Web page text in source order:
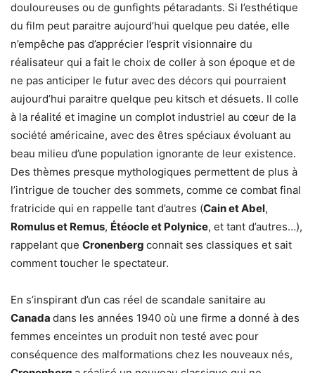
douloureuses ou de gunfights pétaradants. Si l’esthétique
du film peut paraitre aujourd’hui quelque peu datée, elle
n’empêche pas d’apprécier l’esprit visionnaire du
réalisateur qui a fait le choix de coller à son époque et de
ne pas anticiper le futur avec des décors qui pourraient
aujourd’hui paraitre quelque peu kitsch et désuets. Il colle
à la réalité et imagine un complot industriel au cœur de la
société américaine, avec des êtres spéciaux évoluant au
beau milieu d’une population ignorante de leur existence.
Des thèmes presque mythologiques permettent de plus à
l’intrigue de toucher des sommets, comme ce combat final
fratricide qui en rappelle tant d’autres (Cain et Abel,
Romulus et Remus, Étéocle et Polynice, et tant d’autres…),
rappelant que Cronenberg connait ses classiques et sait
comment toucher le spectateur.
En s’inspirant d’un cas réel de scandale sanitaire au
Canada dans les années 1940 où une firme a donné à des
femmes enceintes un produit non testé avec pour
conséquence des malformations chez les nouveaux nés,